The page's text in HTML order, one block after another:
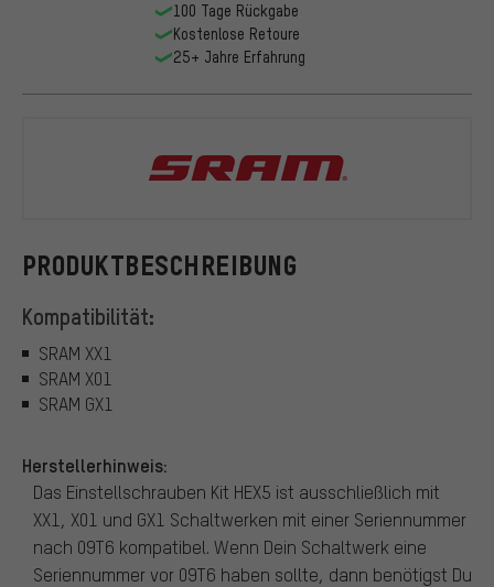
PRODUKTBESCHREIBUNG
Kompatibilität:
SRAM XX1
SRAM X01
SRAM GX1
Herstellerhinweis:
Das Einstellschrauben Kit HEX5 ist ausschließlich mit
XX1, X01 und GX1 Schaltwerken mit einer Seriennummer
nach 09T6 kompatibel. Wenn Dein Schaltwerk eine
Seriennummer vor 09T6 haben sollte, dann benötigst Du
100 Tage Rückgabe
Kostenlose Retoure
25+ Jahre Erfahrung
SRAM